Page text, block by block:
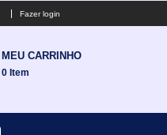
Fazer login
MEU CARRINHO
0 Item